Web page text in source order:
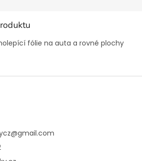
fólie na auta a rovné plochy
@gmail.com